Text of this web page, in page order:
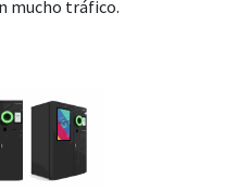
mucho tráfico.